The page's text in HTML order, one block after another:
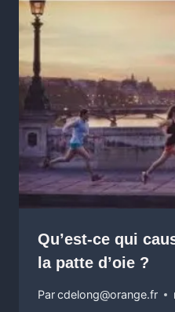
Qu’est-ce qui
la patte d’oie ?
Parcdelong@orange.fr